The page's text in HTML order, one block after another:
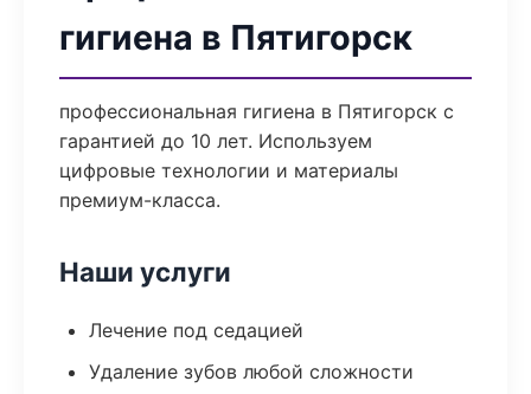
гигиена в Пятигорск
профессиональная гигиена в Пятигорск с
гарантией до 10 лет. Используем
цифровые технологии и материалы
премиум-класса.
Наши услуги
Лечение под седацией
Удаление зубов любой сложности